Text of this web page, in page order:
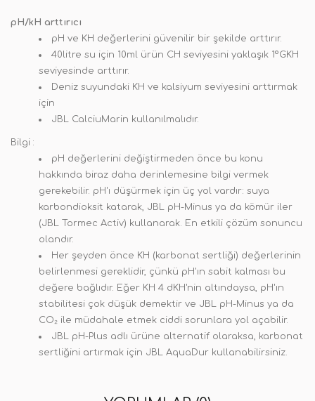
pH/kH arttırıcı
pH ve KH değerlerini güvenilir bir şekilde arttırır.
40litre su için 10ml ürün CH seviyesini yaklaşık 1ºGKH
seviyesinde arttırır.
Deniz suyundaki KH ve kalsiyum seviyesini arttırmak
için
JBL CalciuMarin kullanılmalıdır.
Bilgi :
pH değerlerini değiştirmeden önce bu konu
hakkında biraz daha derinlemesine bilgi vermek
gerekebilir. pH'ı düşürmek için üç yol vardır: suya
karbondioksit katarak, JBL pH-Minus ya da kömür iler
(JBL Tormec Activ) kullanarak. En etkili çözüm sonuncu
olandır.
Her şeyden önce KH (karbonat sertliği) değerlerinin
belirlenmesi gereklidir, çünkü pH'ın sabit kalması bu
değere bağlıdır. Eğer KH 4 dKH'nin altındaysa, pH'ın
stabilitesi çok düşük demektir ve JBL pH-Minus ya da
CO₂ ile müdahale etmek ciddi sorunlara yol açabilir.
JBL pH-Plus adlı ürüne alternatif olaraksa, karbonat
sertliğini artırmak için JBL AquaDur kullanabilirsiniz.